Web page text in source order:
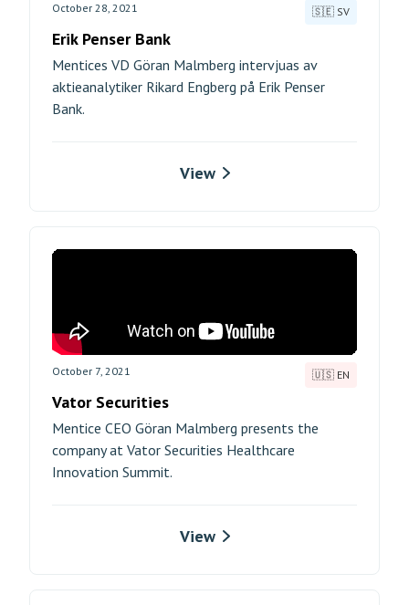
October 28, 2021 🇸🇪 SV
Erik Penser Bank
Mentices VD Göran Malmberg intervjuas av
aktieanalytiker Rikard Engberg på Erik Penser
Bank.
View
October 7, 2021 🇺🇸 EN
Vator Securities
Mentice CEO Göran Malmberg presents the
company at Vator Securities Healthcare
Innovation Summit.
View